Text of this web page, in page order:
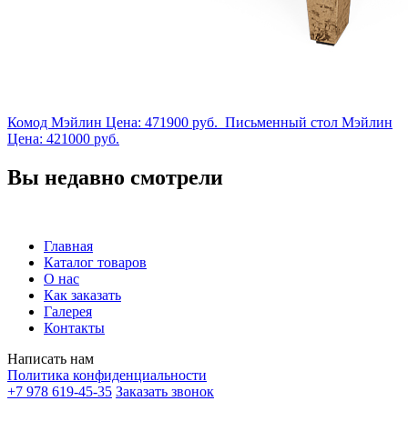
Комод Мэйлин Цена: 471900 руб. Письменный стол Мэйлин
Цена: 421000 руб.
Вы недавно смотрели
Главная
Каталог товаров
О нас
Как заказать
Галерея
Контакты
Написать нам
Политика конфиденциальности
+7 978 619-45-35 Заказать звонок